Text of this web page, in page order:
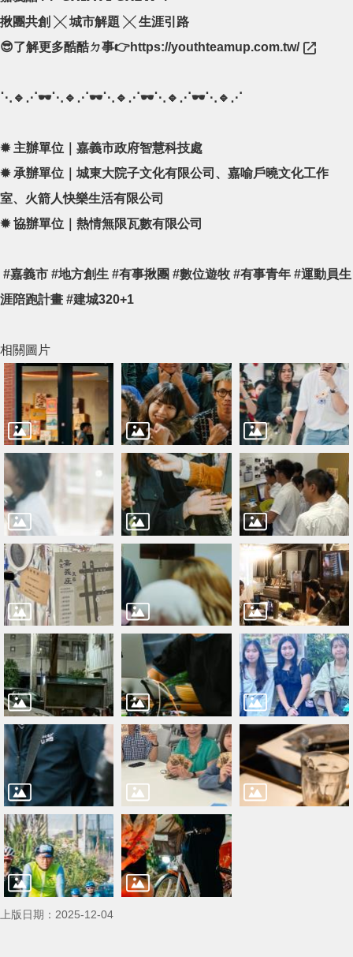
揪團共創 ╳ 城市解題 ╳ 生涯引路
😎了解更多酷酷ㄉ事👉https://youthteamup.com.tw/
⋱🔹⋰🕶⋱🔹⋰🕶⋱🔹⋰🕶⋱🔹⋰🕶⋱🔹⋰
✹ 主辦單位｜嘉義市政府智慧科技處
✹ 承辦單位｜城東大院子文化有限公司、嘉喻戶曉文化工作
室、火箭人快樂生活有限公司
✹ 協辦單位｜熱情無限瓦數有限公司
#嘉義市 #地方創生 #有事揪團 #數位遊牧 #有事青年 #運動員生
涯陪跑計畫 #建城320+1
相關圖片
上版日期：2025-12-04